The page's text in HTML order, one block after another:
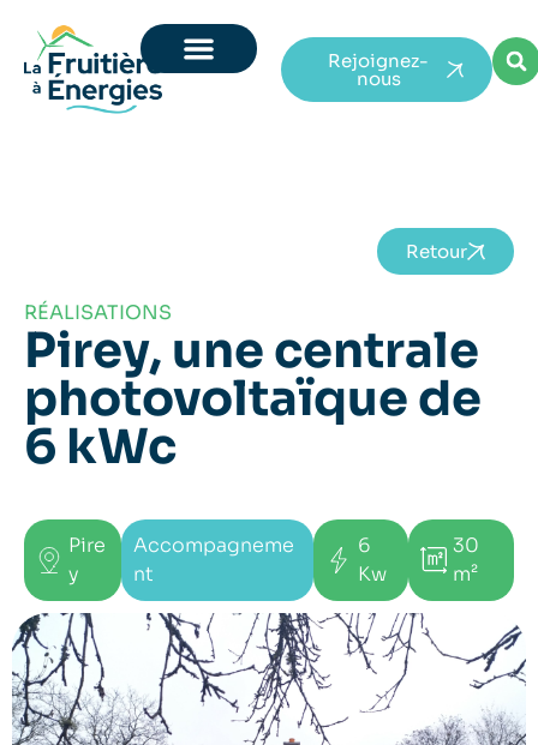
Rejoignez-
nous
RÉALISATIONS
Pirey, une centrale
photovoltaïque de
6 kWc
Retour
Pire
y
Accompagneme
nt
6
Kw
30
m²